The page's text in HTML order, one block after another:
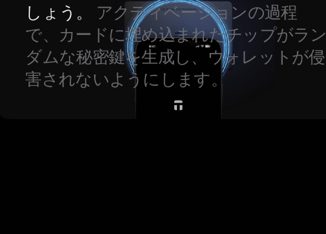
しょう。
アクティベーションの過程
で、カードに埋め込まれたチップがラン
ダムな秘密鍵を生成し、ウォレットが侵
害されないようにします。